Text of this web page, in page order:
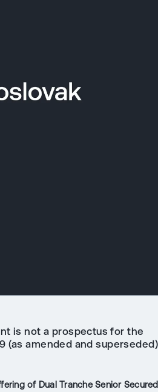
is not a prospectus for the
(as amended and
of Dual Tranche Senior Secured